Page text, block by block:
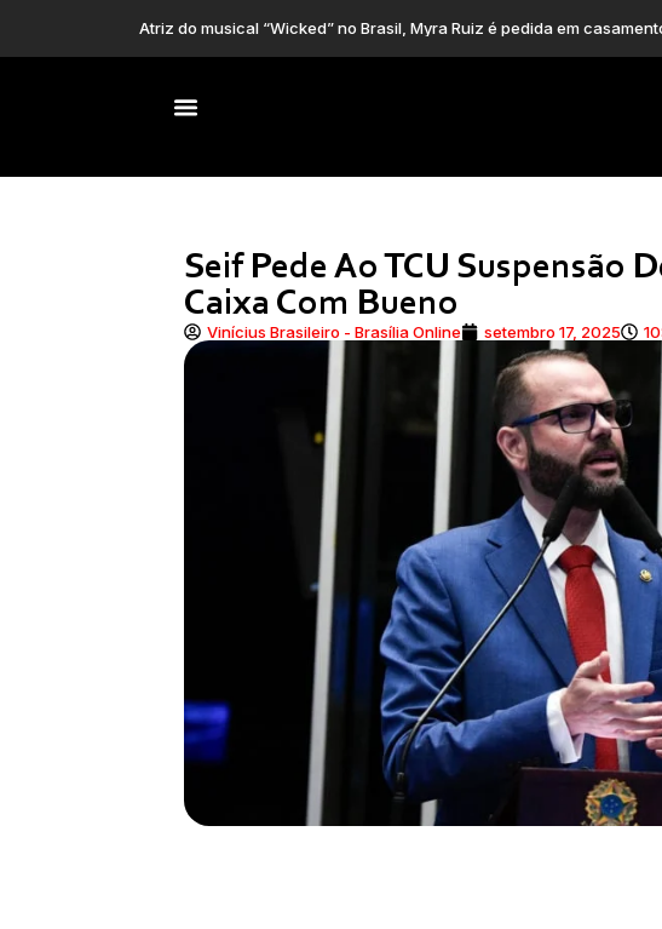
Caiado anuncia
Trânsito do DF terá alterações neste fim de semana
Seif Pede Ao TCU Suspensão
Caixa Com Bueno
Vinícius Brasileiro - Brasília Online setembro 17, 2025